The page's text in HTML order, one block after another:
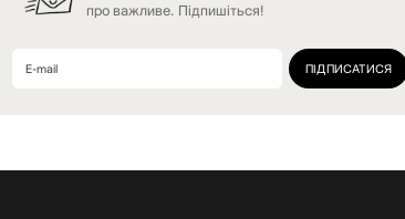
про важливе. Підпишіться!